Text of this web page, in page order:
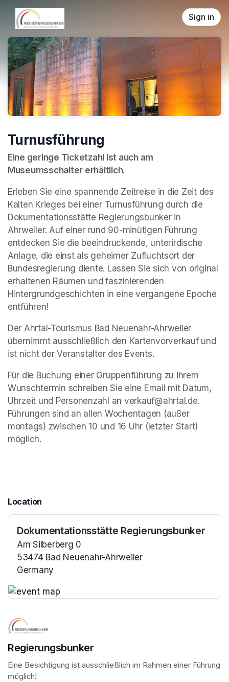
Skip header
Sign in
Turnusführung
Eine geringe Ticketzahl ist auch am
Museumsschalter erhältlich.
Erleben Sie eine spannende Zeitreise in die Zeit des
Kalten Krieges bei einer Turnusführung durch die
Dokumentationsstätte Regierungsbunker in
Ahrweiler. Auf einer rund 90-minütigen Führung
entdecken Sie die beeindruckende, unterirdische
Anlage, die einst als geheimer Zufluchtsort der
Bundesregierung diente. Lassen Sie sich von original
erhaltenen Räumen und faszinierenden
Hintergrundgeschichten in eine vergangene Epoche
entführen!
Der Ahrtal-Tourismus Bad Neuenahr-Ahrweiler
übernimmt ausschließlich den Kartenvorverkauf und
ist nicht der Veranstalter des Events.
Für die Buchung einer Gruppenführung zu ihrem
Wunschtermin schreiben Sie eine Email mit Datum,
Uhrzeit und Personenzahl an verkauf@ahrtal.de.
Führungen sind an allen Wochentagen (außer
montags) zwischen 10 und 16 Uhr (letzter Start)
möglich.
Location
Dokumentationsstätte Regierungsbunker
Am Silberberg 0
53474 Bad Neuenahr-Ahrweiler
Germany
Regierungsbunker
Eine Besichtigung ist ausschließlich im Rahmen einer Führung
möglich!